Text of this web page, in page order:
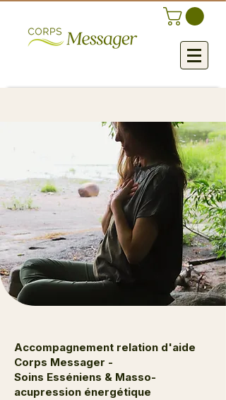
Accompagnement relation d'aide
Corps Messager -
Soins Esséniens & Masso-
acupression énergétique